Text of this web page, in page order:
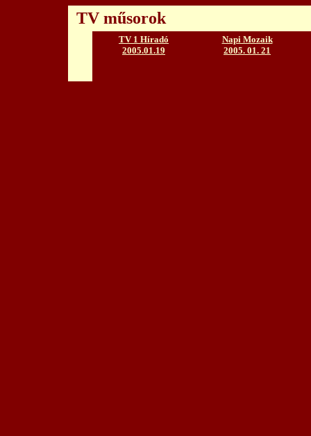
TV műsorok
TV 1 Híradó
2005.01.19
Napi Mozaik
2005. 01. 21